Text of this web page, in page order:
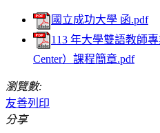
國立成功大學 函.pdf
113 年大學雙語教師
Center）課程簡章.pdf
瀏覽數:
友善列印
分享